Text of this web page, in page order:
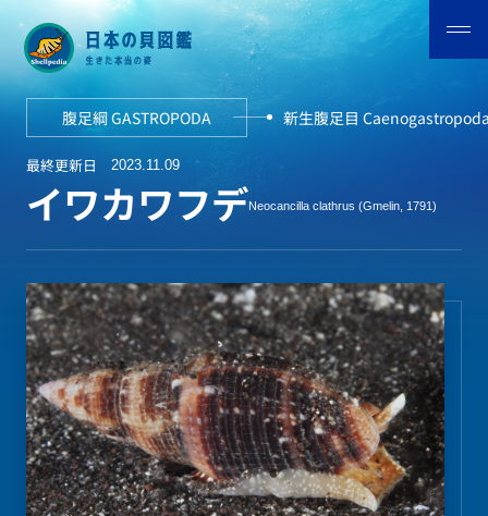
腹足綱 GASTROPODA 新生腹足目
最終更新日 2023.11.09
イワカワフデNeocancilla clathrus (Gmelin, 1791)